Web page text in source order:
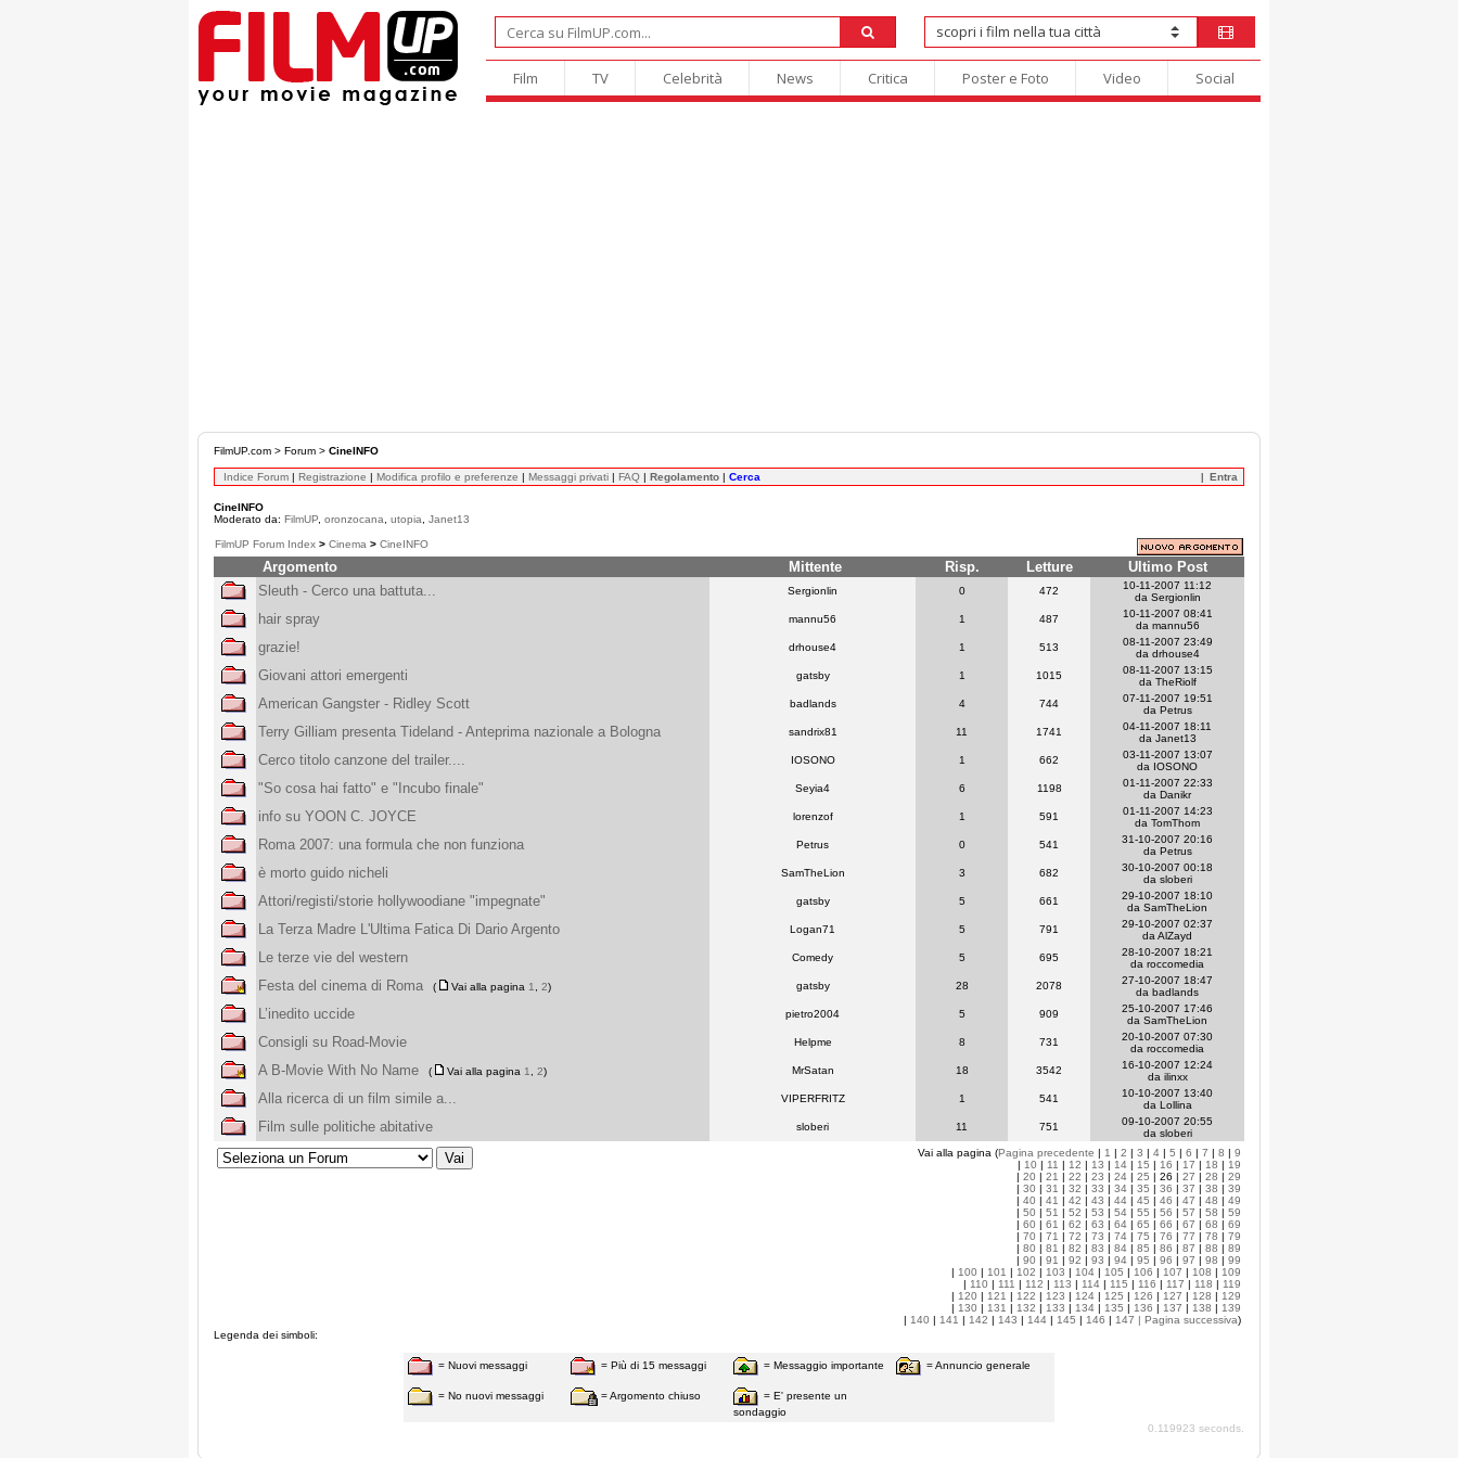
Film TV Celebrità News Critica Poster e Foto Video Social
FilmUP.com > Forum > CineINFO
Indice Forum | Registrazione | Modifica profilo e preferenze | Messaggi privati | FAQ | Regolamento | Cerca Entra
CineINFO
Moderato da: FilmUP oronzocana utopia Janet13
FilmUP Forum Index > Cinema > CineINFO
Argomento Mittente Risp. Letture
Ultimo Post
Sleuth - Cerco una battuta...
Sergionlin 0 472
10-11-2007 11:12
da Sergionlin
hair spray mannu56 1 487
10-11-2007 08:41
da mannu56
grazie! drhouse4 1 513
08-11-2007 23:49
da drhouse4
Giovani attori emergenti gatsby 1 1015
08-11-2007 13:15
da TheRiolf
American Gangster - Ridley Scott badlands 4 744
07-11-2007 19:51
da Petrus
Terry Gilliam presenta Tideland - Anteprima nazionale a Bologna sandrix81 11 1741
04-11-2007 18:11
da Janet13
Cerco titolo canzone del trailer.... IOSONO 1 662
03-11-2007 13:07
da IOSONO
"So cosa hai fatto" e "Incubo finale" Seyia4 6 1198
01-11-2007 22:33
da Danikr
info su YOON C. JOYCE lorenzof 1 591
01-11-2007 14:23
da TomThom
Roma 2007: una formula che non funziona Petrus 0 541
31-10-2007 20:16
da Petrus
è morto guido nicheli SamTheLion 3 682
30-10-2007 00:18
da sloberi
Attori/registi/storie hollywoodiane "impegnate" gatsby 5 661
29-10-2007 18:10
da SamTheLion
La Terza Madre L'Ultima Fatica Di Dario Argento Logan71 5 791
29-10-2007 02:37
da AlZayd
Le terze vie del western Comedy 5 695
28-10-2007 18:21
da roccomedia
Festa del cinema di Roma ( Vai alla pagina 1 2) gatsby 28 2078
27-10-2007 18:47
da badlands
L’inedito uccide pietro2004 5 909
25-10-2007 17:46
da SamTheLion
Consigli su Road-Movie Helpme 8 731
20-10-2007 07:30
da roccomedia
A B-Movie With No Name ( Vai alla pagina 1 2) MrSatan 18 3542
16-10-2007 12:24
da ilinxx
Alla ricerca di un film simile a... VIPERFRITZ 1 541
10-10-2007 13:40
da Lollina
Film sulle politiche abitative sloberi 11 751
09-10-2007 20:55
da sloberi
Vai alla pagina (Pagina precedente | 1 | 2 | 3 | 4 | 5 | 6 | 7 | 8 | 9
| 10 | 11 | 12 | 13 | 14 | 15 | 16 | 17 | 18 | 19
| 20 | 21 | 22 | 23 | 24 | 25 | 26 | 27 | 28 | 29
| 30 | 31 | 32 | 33 | 34 | 35 | 36 | 37 | 38 | 39
| 40 | 41 | 42 | 43 | 44 | 45 | 46 | 47 | 48 | 49
| 50 | 51 | 52 | 53 | 54 | 55 | 56 | 57 | 58 | 59
| 60 | 61 | 62 | 63 | 64 | 65 | 66 | 67 | 68 | 69
| 70 | 71 | 72 | 73 | 74 | 75 | 76 | 77 | 78 | 79
| 80 | 81 | 82 | 83 | 84 | 85 | 86 | 87 | 88 | 89
| 90 | 91 | 92 | 93 | 94 | 95 | 96 | 97 | 98 | 99
| 100 | 101 | 102 | 103 | 104 | 105 | 106 | 107 | 108 | 109
| 110 | 111 | 112 | 113 | 114 | 115 | 116 | 117 | 118 | 119
| 120 | 121 | 122 | 123 | 124 | 125 | 126 | 127 | 128 | 129
| 130 | 131 | 132 | 133 | 134 | 135 | 136 | 137 | 138 | 139
| 140 | 141 | 142 | 143 | 144 | 145 | 146 | 147 | Pagina successiva)
Legenda dei simboli:
= Nuovi messaggi
= No nuovi messaggi
= Più di 15 messaggi
= Argomento chiuso
= Messaggio importante
= E' presente un
sondaggio
= Annuncio generale
0.119923 seconds.